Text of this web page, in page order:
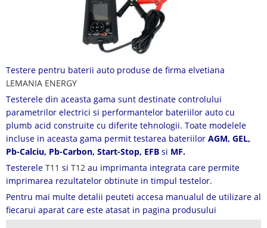
Testere pentru baterii auto produse de firma elvetiana
LEMANIA ENERGY
Testerele din aceasta gama sunt destinate controlului
parametrilor electrici si performantelor bateriilor auto cu
plumb acid construite cu diferite tehnologii. Toate modelele
incluse in aceasta gama permit testarea bateriilor AGM, GEL,
Pb-Calciu, Pb-Carbon, Start-Stop, EFB si MF.
Testerele T11 si T12 au imprimanta integrata care permite
imprimarea rezultatelor obtinute in timpul testelor.
Pentru mai multe detalii peuteti accesa manualul de utilizare al
fiecarui aparat care este atasat in pagina produsului